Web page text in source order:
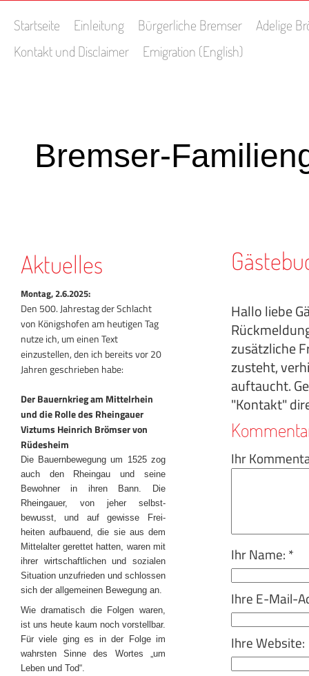
Startseite Einleitung Bürgerliche Bremser
Adelige
Kontakt und Disclaimer
Emigration (English)
Bremser-
Aktuelles
Montag, 2.6.2025:
Den 500. Jahrestag der Schlacht
von Königshofen am heutigen Tag
nutze ich, um einen Text
einzustellen, den ich bereits vor 20
Jahren geschrieben habe:
Der Bauernkrieg am Mittelrhein
und die Rolle des Rheingauer
Viztums Heinrich Brömser von
Rüdesheim
Die Bauernbewegung um 1525 zog
auch den Rheingau und seine
Bewohner in ihren Bann. Die
Rheingauer, von jeher selbst-
bewusst, und auf gewisse Frei-
heiten aufbauend, die sie aus dem
Mittelalter gerettet hatten, waren mit
ihrer wirtschaftlichen und sozialen
Situation unzufrieden und schlossen
sich der allgemeinen Bewegung an.
Wie dramatisch die Folgen waren,
ist uns heute kaum noch vorstellbar.
Für viele ging es in der Folge im
wahrsten Sinne des Wortes „um
Leben und Tod“.
Hallo liebe
zusätzliche
zusteht,
auftaucht.
"Kontakt"
Ihr
Ihr Name: *
Ihre E-Mail-
Ihre Website: